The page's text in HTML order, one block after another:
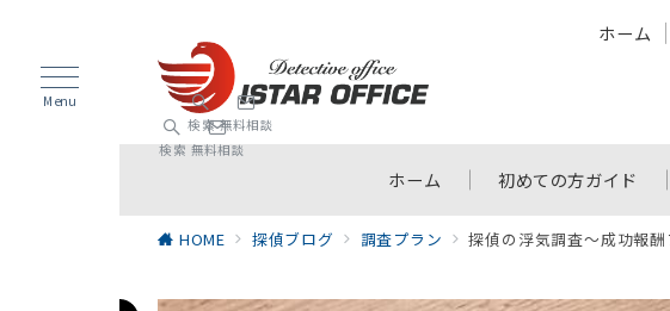
検索 無料相談
ホーム 初めての方ガイド
ホーム
検索 無料相談
HOME 探偵ブログ 調査プラン 探偵の浮気調査～成功報
Menu